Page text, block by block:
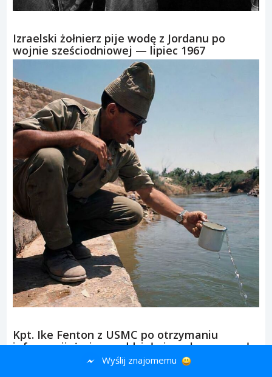
Izraelski żołnierz pije wodę z Jordanu po
wojnie sześciodniowej — lipiec 1967
Kpt. Ike Fenton z USMC po otrzymaniu
informacji, że jego oddział niemal wyczerpał
zapasy amunicji — wojna koreańska, 1950
Wyślij znajomemu